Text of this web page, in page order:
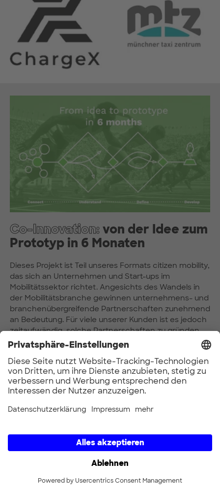
Co-Innovation:von der Idee zum
Prototyp in 6 Monaten
Dieses Projekt ist Teil unseres Formats citizen mobility,
das sich an Unternehmen und Start-ups im
Mobilitätssektor richtet. Angesichts des Wandels in
der Mobilitätsbranche gewinnen unternehmens- und
branchenübergreifende Partnerschaften zunehmend
an Bedeutung. Für viele unserer Kunden ist es jedoch
zeitaufwändig, solche Partnerschaften zu gründen,
komplex zu verwalten und schwierig, sie auf
Erfolgskurs zu halten.
Unsere Lösungen:
Eine neutrale Plattform für den schnellen Start
Management der Interessen von Stakeholdern
effektives Projektmanagement
Schnelles, kollaboratives Prototyping zum
Zu den Partnern zählen Unternehmen, Start-
ups, Wissenschaft und Städte